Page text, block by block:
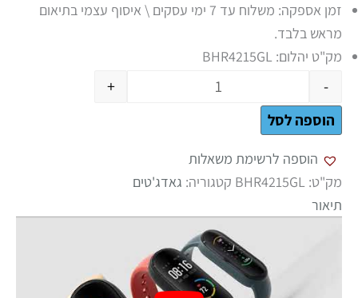
זמן אספקה: משלוח עד 7 ימי עסקים \ איסוף עצמי בתיאום
מראש בלבד.
מק"ט יהלום: BHR4215GL
-
+
הוספה לסל
הוספה לרשימת משאלות
מק"ט: BHR4215GL קטגוריה: גאדג'טים
תיאור